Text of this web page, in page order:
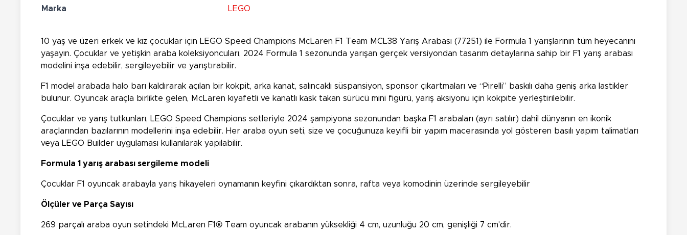
Marka LEGO
10 yaş ve üzeri erkek ve kız çocuklar için LEGO Speed Champions McLaren F1 Team MCL38 Yarış Arabası (77251) ile Formula 1 yarışlarının tüm heyecanını
yaşayın. Çocuklar ve yetişkin araba koleksiyoncuları, 2024 Formula 1 sezonunda yarışan gerçek versiyondan tasarım detaylarına sahip bir F1 yarış arabası
modelini inşa edebilir, sergileyebilir ve yarıştırabilir.
F1 model arabada halo barı kaldırarak açılan bir kokpit, arka kanat, salıncaklı süspansiyon, sponsor çıkartmaları ve “Pirelli” baskılı daha geniş arka lastikler
bulunur. Oyuncak araçla birlikte gelen, McLaren kıyafetli ve kanatlı kask takan sürücü mini figürü, yarış aksiyonu için kokpite yerleştirilebilir.
Çocuklar ve yarış tutkunları, LEGO Speed Champions setleriyle 2024 şampiyona sezonundan başka F1 arabaları (ayrı satılır) dahil dünyanın en ikonik
araçlarından bazılarının modellerini inşa edebilir. Her araba oyun seti, size ve çocuğunuza keyifli bir yapım macerasında yol gösteren basılı yapım talimatları
veya LEGO Builder uygulaması kullanılarak yapılabilir.
Formula 1 yarış arabası sergileme modeli
Çocuklar F1 oyuncak arabayla yarış hikayeleri oynamanın keyfini çıkardıktan sonra, rafta veya komodinin üzerinde sergileyebilir
Ölçüler ve Parça Sayısı
269 parçalı araba oyun setindeki McLaren F1® Team oyuncak arabanın yüksekliği 4 cm, uzunluğu 20 cm, genişliği 7 cm'dir.